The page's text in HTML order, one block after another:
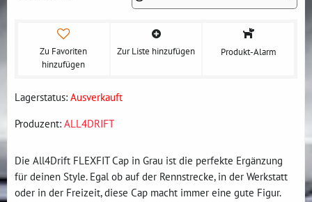
Zu Favoriten
hinzufügen
Zur Liste hinzufügen Produkt-Alarm
Lagerstatus: Ausverkauft
Produzent: ALL4DRIFT
Die All4Drift FLEXFIT Cap in Grau ist die perfekte Ergänzung
für deinen Style. Egal ob auf der Rennstrecke, in der Werkstatt
oder in der Freizeit, diese Cap macht immer eine gute Figur.